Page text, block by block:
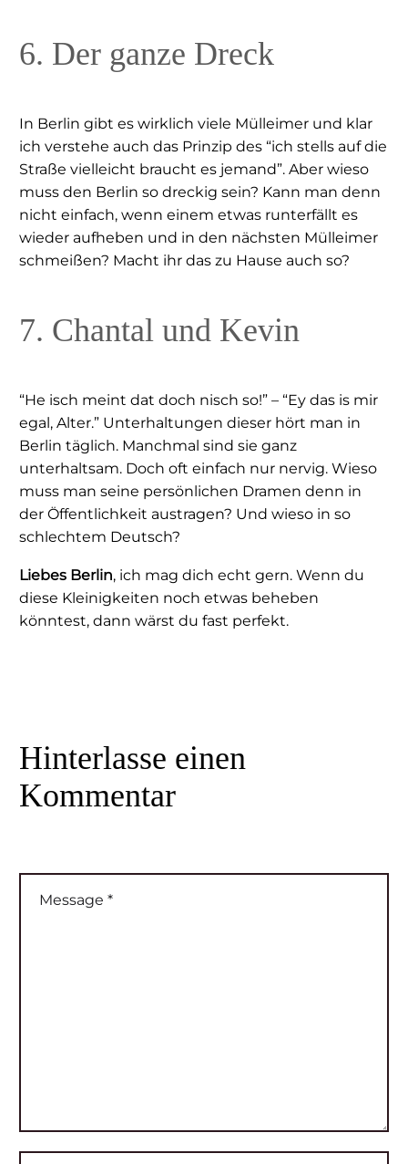
6. Der ganze Dreck
In Berlin gibt es wirklich viele Mülleimer und klar
ich verstehe auch das Prinzip des “ich stells auf die
Straße vielleicht braucht es jemand”. Aber wieso
muss den Berlin so dreckig sein? Kann man denn
nicht einfach, wenn einem etwas runterfällt es
wieder aufheben und in den nächsten Mülleimer
schmeißen? Macht ihr das zu Hause auch so?
7. Chantal und Kevin
“He isch meint dat doch nisch so!” – “Ey das is mir
egal, Alter.” Unterhaltungen dieser hört man in
Berlin täglich. Manchmal sind sie ganz
unterhaltsam. Doch oft einfach nur nervig. Wieso
muss man seine persönlichen Dramen denn in
der Öffentlichkeit austragen? Und wieso in so
schlechtem Deutsch?
Liebes Berlin, ich mag dich echt gern. Wenn du
diese Kleinigkeiten noch etwas beheben
könntest, dann wärst du fast perfekt.
Hinterlasse einen
Kommentar